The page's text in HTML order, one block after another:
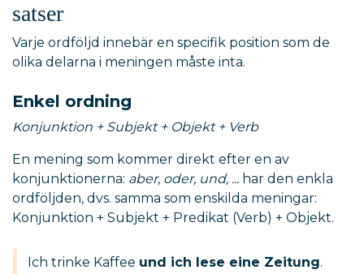
satser
Varje ordföljd innebär en specifik position som de
olika delarna i meningen måste inta.
Enkel ordning
Konjunktion + Subjekt + Objekt + Verb
En mening som kommer direkt efter en av
konjunktionerna: aber, oder, und, ... har den enkla
ordföljden, dvs. samma som enskilda meningar:
Konjunktion + Subjekt + Predikat (Verb) + Objekt.
Ich trinke Kaffee und ich lese eine Zeitung.